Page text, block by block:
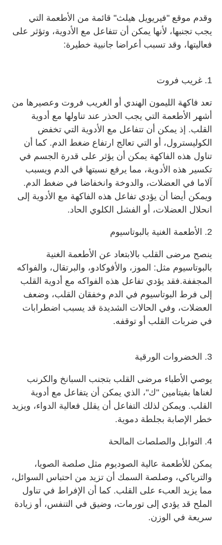
وقدم موقع "فيريويل هيلث" قائمة من الأطعمة التي
يجب تجنبها، لأنها يمكن أن تتفاعل مع الأدوية، وتؤثر على
فعاليتها، وقد تسبب أعراضا جانبية خطيرة:
1. غريب فروت
تعد فاكهة الليمون الهندي أو الغريب فروت وعصيرها من
أشهر الأطعمة التي يجب الحذر عند تناولها مع أدوية
القلب. إذ يمكن أن تتفاعل مع الأدوية التي تخفض
الكوليسترول، أو التي تعالج ارتفاع ضغط الدم. كما أن
تناول هذه الفاكهة يمكن أن يؤثر على قدرة الجسم في
تكسير هذه الأدوية، مما يرفع نسبتها في الدم ويسبب
آلاما في العضلات، والدوخة وانخفاضا في ضغط الدم.
ويمكن أيضا أن يؤدي تفاعل هذه الفاكهة مع الأدوية إلى
انحلال العضلات، أو الفشل الكلوي الحاد.
2. الأطعمة الغنية بالبوتاسيوم
ينصح مرضى القلب بالابتعاد عن الأطعمة الغنية
بالبوتاسيوم مثل: الموز، والأفوكادو، والبرتقال، والفواكه
المجففة.فقد يؤدي تفاعل هذه الفواكه مع أدوية القلب
إلى فرط البوتاسيوم في الدم وخفقان القلب، وضعف
العضلات، وفي الحالات الشديدة قد يسبب اضطرابات
في ضربات القلب أو توقفه.
3. الخضروات الورقية
يوصي الأطباء مرضى القلب بتجنب السبانخ والكرنب
لغناها بفيتامين "ك"، الذي يمكن أن يتفاعل مع أدوية
القلب. ويمكن لذلك التفاعل أن يقلل فعالية الدواء، ويزيد
خطر الإصابة بجلطة دموية.
4. التوابل والصلصات المالحة
يمكن للأطعمة عالية الصوديوم مثل صلصة الصويا،
والترياكي، وصلصة السمك أن تزيد من احتباس السوائل،
مما يزيد العبء على القلب. كما أن الإفراط في تناول
الملح قد يؤدي إلى تورمات، وضيق في التنفس، أو زيادة
سريعة في الوزن.